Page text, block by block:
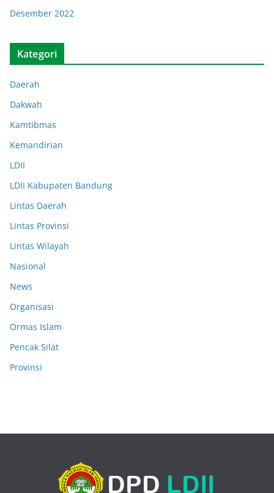
Desember 2022
Kategori
Daerah
Dakwah
Kamtibmas
Kemandirian
LDII
LDII Kabupaten Bandung
Lintas Daerah
Lintas Provinsi
Lintas Wilayah
Nasional
News
Organisasi
Ormas Islam
Pencak Silat
Provinsi